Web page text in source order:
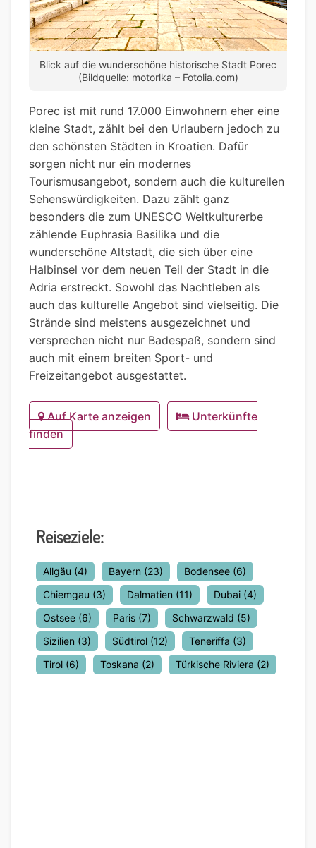
Blick auf die wunderschöne historische Stadt Porec
(Bildquelle: motorlka – Fotolia.com)
Porec ist mit rund 17.000 Einwohnern eher eine
kleine Stadt, zählt bei den Urlaubern jedoch zu
den schönsten Städten in Kroatien. Dafür
sorgen nicht nur ein modernes
Tourismusangebot, sondern auch die kulturellen
Sehenswürdigkeiten. Dazu zählt ganz
besonders die zum UNESCO Weltkulturerbe
zählende Euphrasia Basilika und die
wunderschöne Altstadt, die sich über eine
Halbinsel vor dem neuen Teil der Stadt in die
Adria erstreckt. Sowohl das Nachtleben als
auch das kulturelle Angebot sind vielseitig. Die
Strände sind meistens ausgezeichnet und
versprechen nicht nur Badespaß, sondern sind
auch mit einem breiten Sport- und
Freizeitangebot ausgestattet.
Auf Karte anzeigen
Unterkünfte
finden
Reiseziele:
Allgäu (4) Bayern (23) Bodensee (6)
Chiemgau (3) Dalmatien (11) Dubai (4)
Ostsee (6) Paris (7) Schwarzwald (5)
Sizilien (3) Südtirol (12) Teneriffa (3)
Tirol (6) Toskana (2) Türkische Riviera (2)